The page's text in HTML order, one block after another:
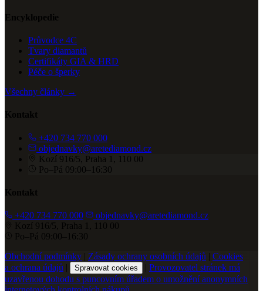
Encyklopedie
Průvodce 4C
Tvary diamantů
Certifikáty GIA & HRD
Péče o šperky
Všechny články →
Kontakt
+420 734 770 000
objednavky@aretediamond.cz
Kozí 916/5, Praha 1, 110 00
Po–Pá 09:00–16:30
Kontakt
+420 734 770 000
objednavky@aretediamond.cz
Kozí 916/5, Praha 1, 110 00
Po–Pá 09:00–16:30
Obchodní podmínky | Zásady ochrany osobních údajů | Cookies
a ochrana údajů | Spravovat cookies | Provozovatel stránek má
uzavřenou dohodu s puncovním úřadem o umožnění anonymních